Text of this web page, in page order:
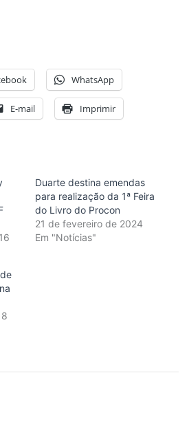
WhatsApp
E-mail Imprimir
Duarte destina emendas
para realização da 1ª Feira
do Livro do Procon
21 de fevereiro de 2024
Em "Notícias"